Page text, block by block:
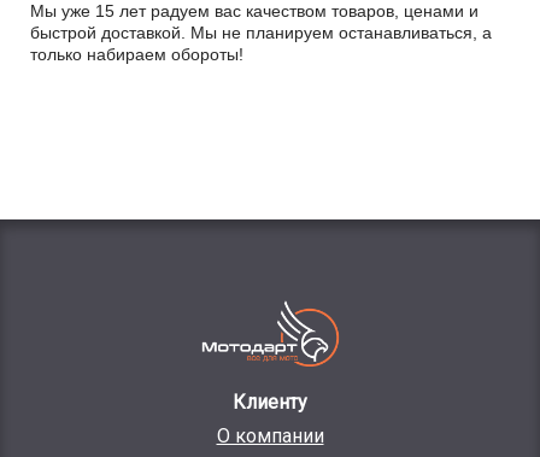
Мы уже 15 лет радуем вас качеством товаров, ценами и
быстрой доставкой. Мы не планируем останавливаться, а
только набираем обороты!
Клиенту
О компании